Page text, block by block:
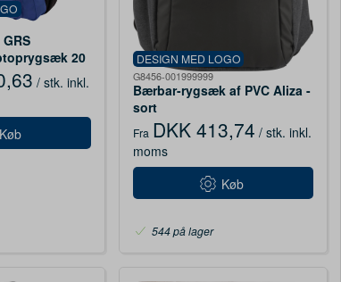
20
/ stk. inkl.
Køb
DESIGN MED LOGO
G8456-001999999
Bærbar-rygsæk af PVC Aliza -
sort
Fra DKK 413,74 / stk. inkl.
moms
Køb
544 på lager